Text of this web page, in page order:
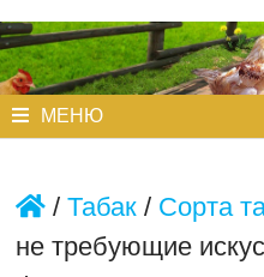
МЕНЮ
/ Табак/ Сорта
не требующие